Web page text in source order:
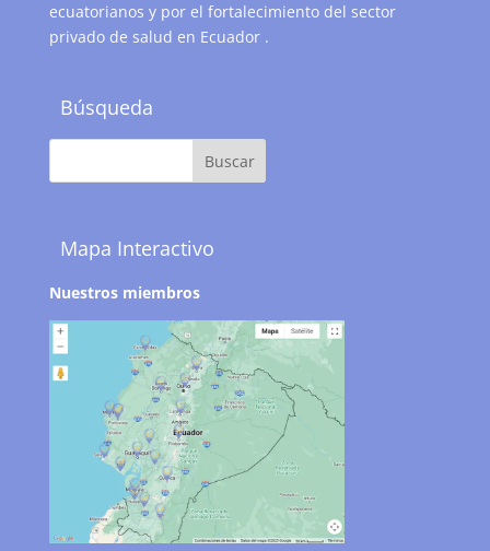
ecuatorianos y por el fortalecimiento del sector
privado de salud en Ecuador .
Búsqueda
Mapa Interactivo
Nuestros miembros